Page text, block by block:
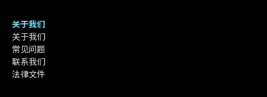
关于我们
关于我们
常见问题
联系我们
法律文件